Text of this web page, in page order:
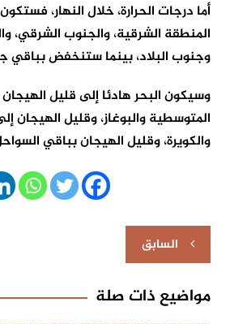
أما درجات الحرارة، خلال النهار،
المنطقة الشرقية، والجنوب الشرقي،
وجنوب البلاد، بينما ستنخفض بباقي
وسيكون البحر هادئا إلى قليل الهيجان
المتوسطية والبوغاز، وقليل الهيجان
والكويرة، وقليل الهيجان بباقي
تصفّح
المقالات
السابق
مواضيع ذات صلة